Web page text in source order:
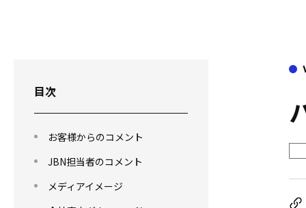
目次
お客様からのコメント
JBN担当者のコメント
メディアイメージ